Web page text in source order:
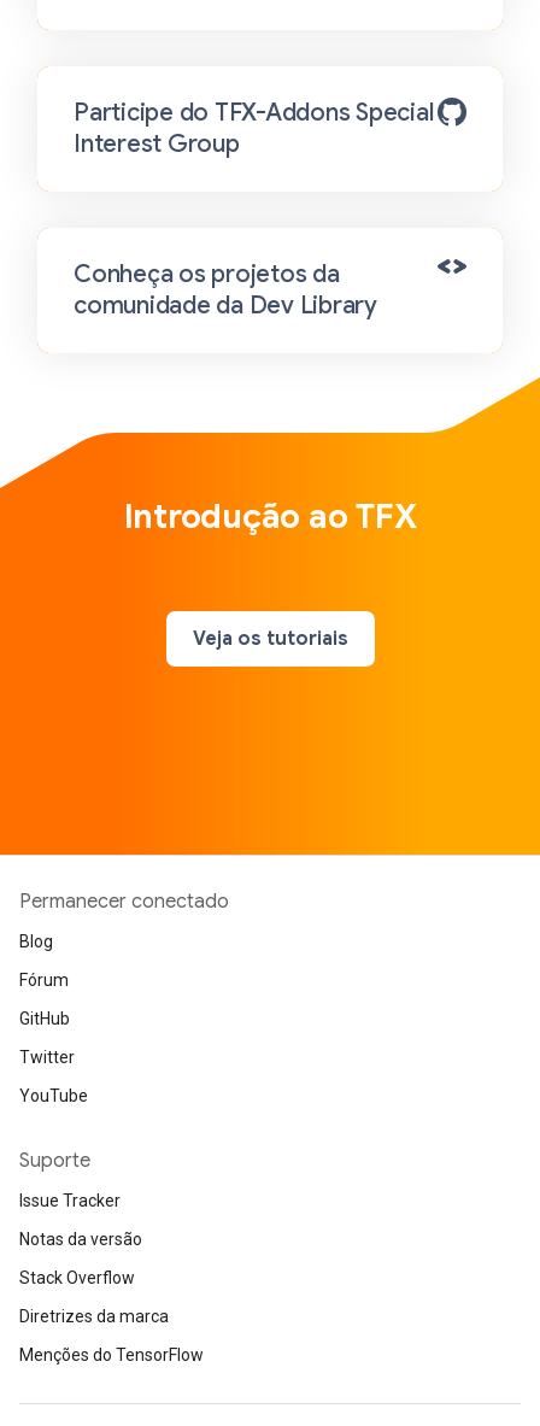
Participe do TFX-Addons Special
Interest Group
Conheça os projetos da
comunidade da Dev Library
Introdução ao TFX
Veja os tutoriais
Permanecer conectado
Blog
Fórum
GitHub
Twitter
YouTube
Suporte
Issue Tracker
Notas da versão
Stack Overflow
Diretrizes da marca
Menções do TensorFlow